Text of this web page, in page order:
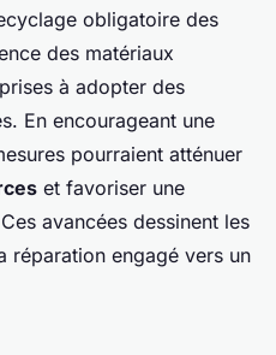
obligatoire des
des matériaux
à adopter des
En encourageant une
pourraient atténuer
et favoriser une
avancées dessinent les
réparation engagé vers un